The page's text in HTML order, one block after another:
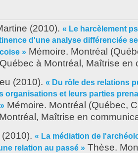
(2010). « Le harcèlement
d'une analyse différenciée
» Mémoire. Montréal
à Montréal, Maîtrise en
(2010). « Du rôle des relations
organisations et leurs parties
Mémoire. Montréal (Québec,
Maîtrise en
(2010). « La médiation de
relation au passé » Thèse.